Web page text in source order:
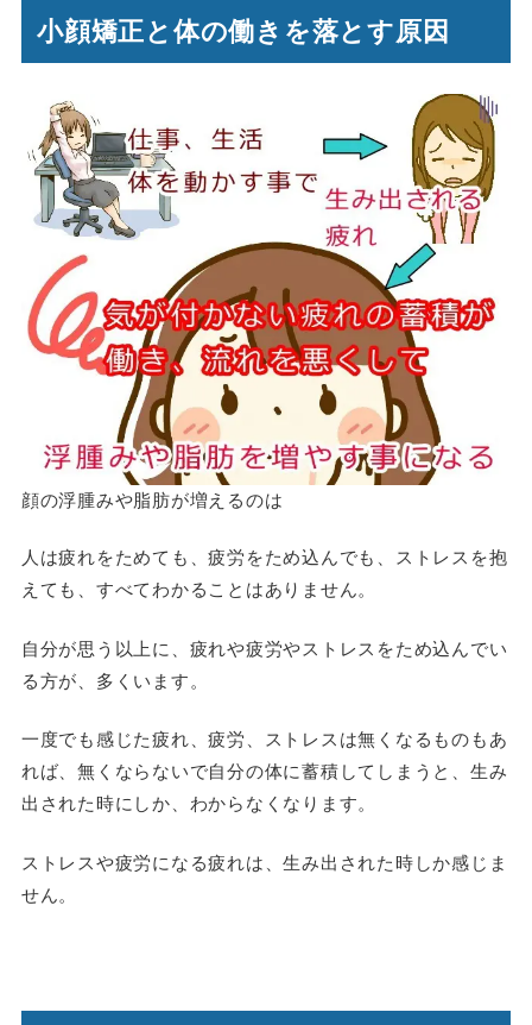
小顔矯正と体の働きを落とす原因
顔の浮腫みや脂肪が増えるのは
人は疲れをためても、疲労をため込んでも、ストレスを抱
えても、すべてわかることはありません。
自分が思う以上に、疲れや疲労やストレスをため込んでい
る方が、多くいます。
一度でも感じた疲れ、疲労、ストレスは無くなるものもあ
れば、無くならないで自分の体に蓄積してしまうと、 生み
出された時にしか、わからなくなります。
ストレスや疲労になる疲れは、生み出された時しか感じま
せん。